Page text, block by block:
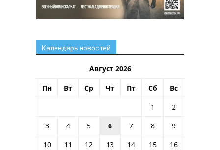
Календарь новостей
Август 2026
Пн Вт Ср Чт Пт Сб Вс
1
2
3
4 5 6 7 8
9
10
11 12 13 14 15
16